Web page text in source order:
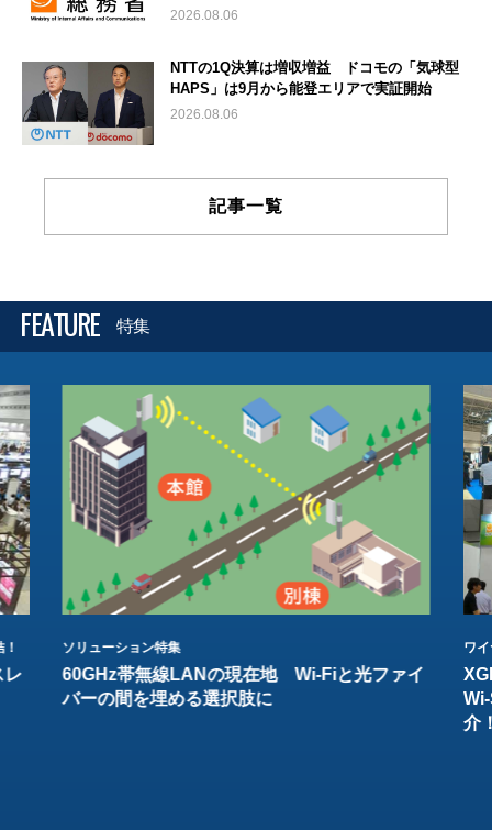
2026.08.06
NTTの1Q決算は増収増益 ドコモの「気球型
HAPS」は9月から能登エリアで実証開始
2026.08.06
記事一覧
FEATURE 特集
レ
ソリューション特集
60GHz帯無線LANの現在地 Wi-Fiと光ファイ
バーの間を埋める選択肢に
ワ
介